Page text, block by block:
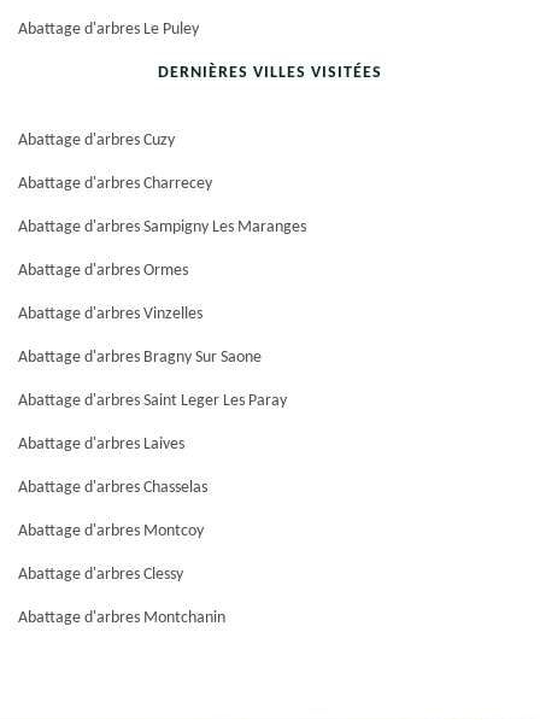
Abattage d'arbres Le Puley
DERNIÈRES VILLES VISITÉES
Abattage d'arbres Cuzy
Abattage d'arbres Charrecey
Abattage d'arbres Sampigny Les Maranges
Abattage d'arbres Ormes
Abattage d'arbres Vinzelles
Abattage d'arbres Bragny Sur Saone
Abattage d'arbres Saint Leger Les Paray
Abattage d'arbres Laives
Abattage d'arbres Chasselas
Abattage d'arbres Montcoy
Abattage d'arbres Clessy
Abattage d'arbres Montchanin